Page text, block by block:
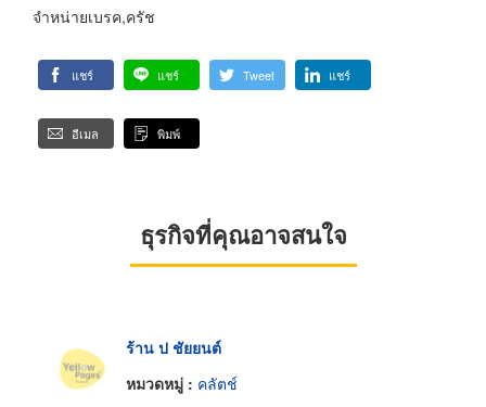
จำหน่ายเบรค,ครัช
แชร์ แชร์ Tweet แชร์
อีเมล พิมพ์
ธุรกิจที่คุณอาจสนใจ
ร้าน ป ชัยยนต์
หมวดหมู่ : คลัตช์